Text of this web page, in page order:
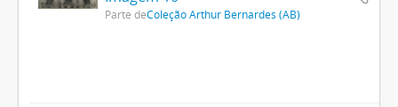
Parte deColeção Arthur Bernardes (AB)